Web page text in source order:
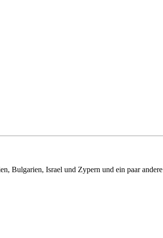
Bulgarien, Israel und Zypern und ein paar andere